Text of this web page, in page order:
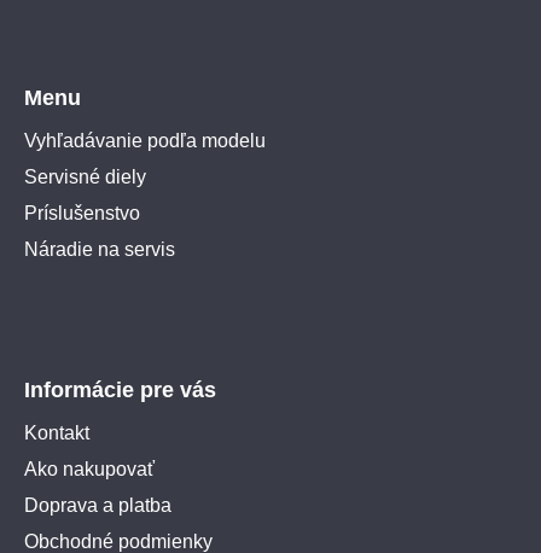
Menu
Vyhľadávanie podľa modelu
Servisné diely
Príslušenstvo
Náradie na servis
Informácie pre vás
Kontakt
Ako nakupovať
Doprava a platba
Obchodné podmienky